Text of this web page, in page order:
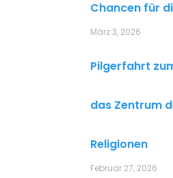
Chancen für
März 3, 2026
Pilgerfahrt
das Zentrum
Religionen
Februar 27, 2026